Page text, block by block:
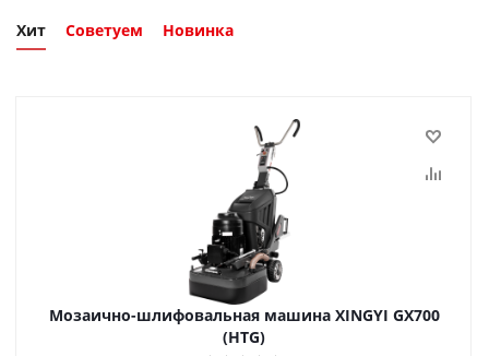
Хит Советуем Новинка
Мозаично-шлифовальная машина XINGYI GX700
(HTG)